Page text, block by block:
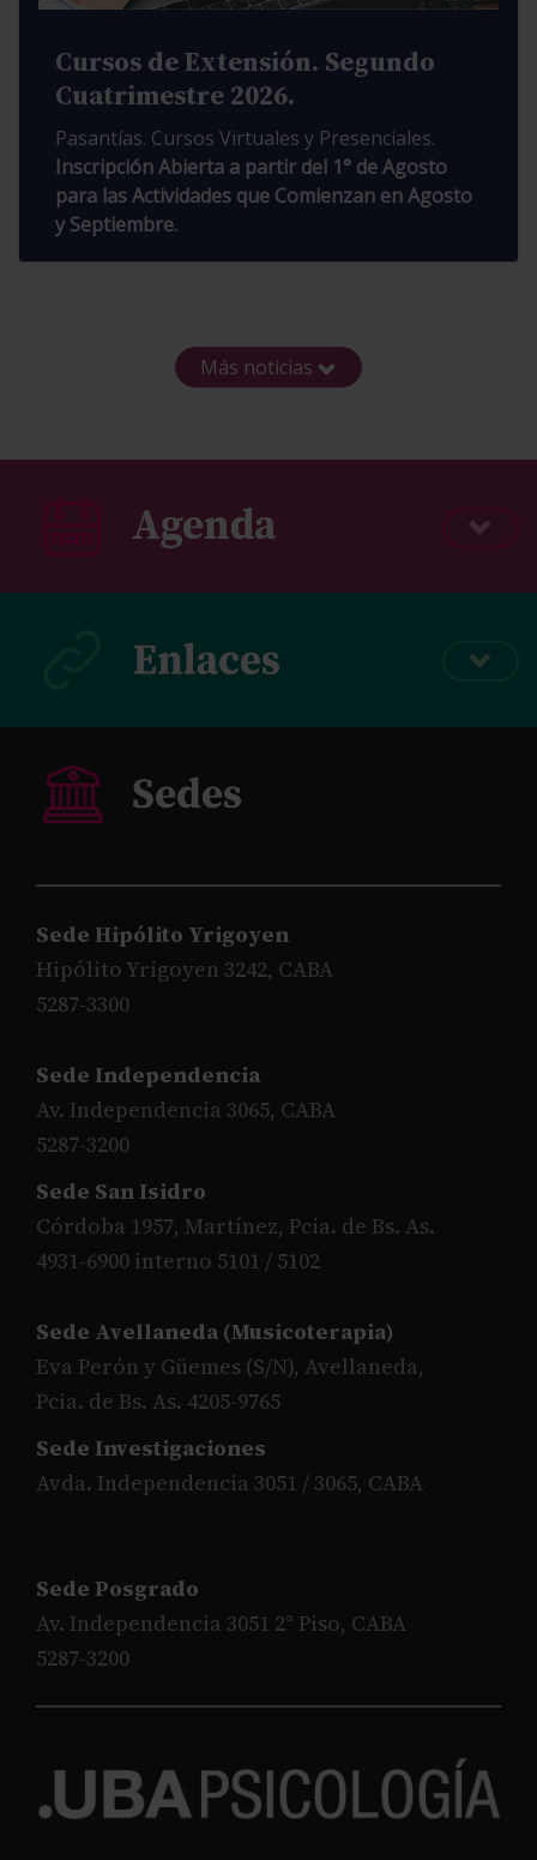
Cursos de Extensión. Segundo
Cuatrimestre 2026.
Pasantías. Cursos Virtuales y Presenciales.
Inscripción Abierta a partir del 1° de Agosto
para las Actividades que Comienzan en Agosto
y Septiembre.
Más noticias
Sede Hipólito Yrigoyen
Hipólito Yrigoyen 3242, CABA
5287-3300
Sede Independencia
Av. Independencia 3065, CABA
5287-3200
Sede San Isidro
Córdoba 1957, Martínez, Pcia. de Bs. As.
4931-6900 interno 5101 / 5102
Sede Avellaneda (Musicoterapia)
Eva Perón y Güemes (S/N), Avellaneda,
Pcia. de Bs. As. 4205-9765
Sede Investigaciones
Avda. Independencia 3051 / 3065, CABA
Sede Posgrado
Av. Independencia 3051 2° Piso, CABA
5287-3200